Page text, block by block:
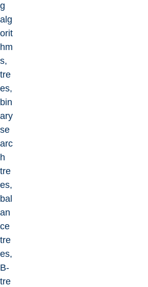
g
alg
orit
hm
s,
tre
es,
bin
ary
se
arc
h
tre
es,
bal
an
ce
tre
es,
B-
tre